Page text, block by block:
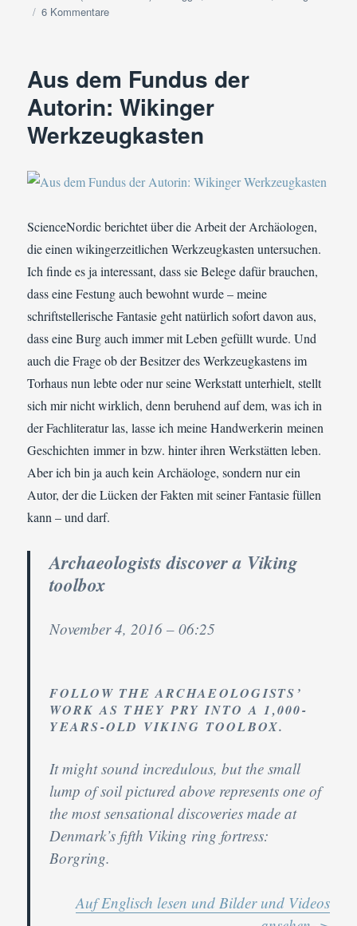
6 Kommentarezu
Valsgaard
Aus dem Fundus der
Autorin: Wikinger
Werkzeugkasten
ScienceNordic berichtet über die Arbeit der Archäologen,
die einen wikingerzeitlichen Werkzeugkasten untersuchen.
Ich finde es ja interessant, dass sie Belege dafür brauchen,
dass eine Festung auch bewohnt wurde – meine
schriftstellerische Fantasie geht natürlich sofort davon aus,
dass eine Burg auch immer mit Leben gefüllt wurde. Und
auch die Frage ob der Besitzer des Werkzeugkastens im
Torhaus nun lebte oder nur seine Werkstatt unterhielt, stellt
sich mir nicht wirklich, denn beruhend auf dem, was ich in
der Fachliteratur las, lasse ich meine Handwerkerin meinen
Geschichten immer in bzw. hinter ihren Werkstätten leben.
Aber ich bin ja auch kein Archäologe, sondern nur ein
Autor, der die Lücken der Fakten mit seiner Fantasie füllen
kann – und darf.
Archaeologists discover a Viking
toolbox
November 4, 2016 – 06:25
FOLLOW THE ARCHAEOLOGISTS’
WORK AS THEY PRY INTO A 1,000-
YEARS-OLD VIKING TOOLBOX.
It might sound incredulous, but the small
lump of soil pictured above represents one of
the most sensational discoveries made at
Denmark’s fifth Viking ring fortress:
Borgring.
Auf Englisch lesen und Bilder und Videos